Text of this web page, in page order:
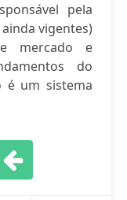
pela
vigentes)
mercado e
do
é um sistema